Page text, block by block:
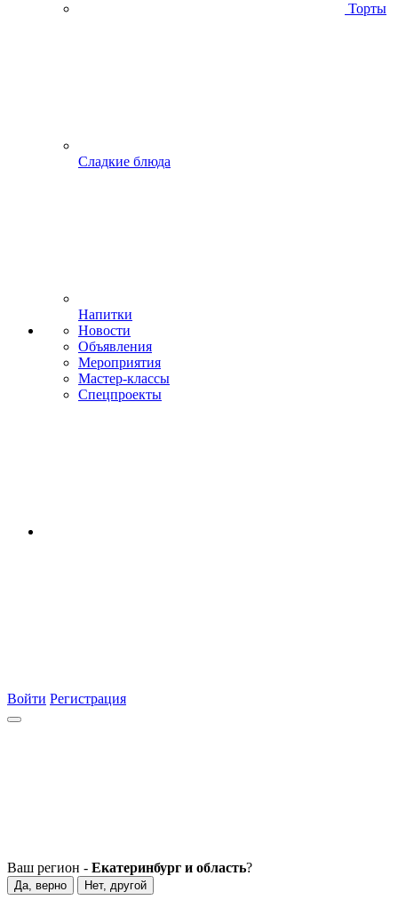
Торты
Сладкие блюда
Напитки
Новости
Объявления
Мероприятия
Мастер-классы
Спецпроекты
Войти Регистрация
Ваш регион - Екатеринбург и область?
Да, верно Нет, другой